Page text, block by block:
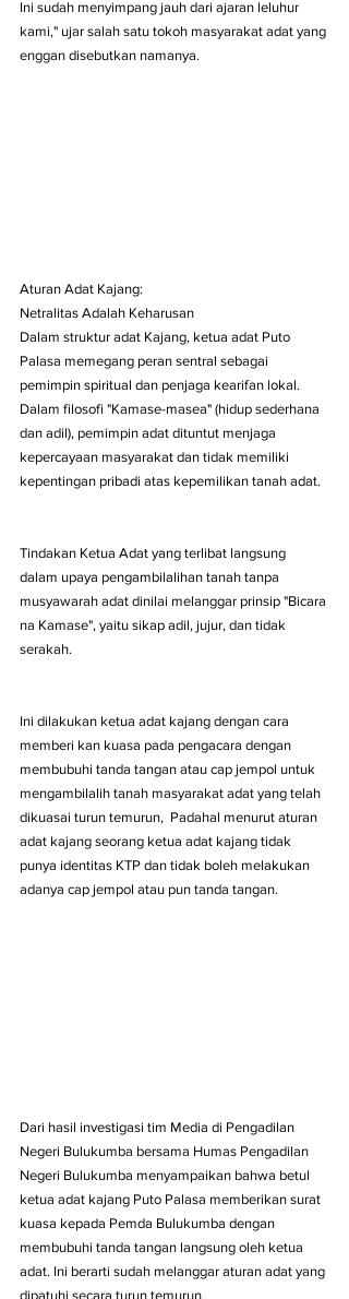
Ini sudah menyimpang jauh dari ajaran leluhur
kami," ujar salah satu tokoh masyarakat adat yang
enggan disebutkan namanya.
Aturan Adat Kajang:
Netralitas Adalah Keharusan
Dalam struktur adat Kajang, ketua adat Puto
Palasa memegang peran sentral sebagai
pemimpin spiritual dan penjaga kearifan lokal.
Dalam filosofi "Kamase-masea" (hidup sederhana
dan adil), pemimpin adat dituntut menjaga
kepercayaan masyarakat dan tidak memiliki
kepentingan pribadi atas kepemilikan tanah adat.
Tindakan Ketua Adat yang terlibat langsung
dalam upaya pengambilalihan tanah tanpa
musyawarah adat dinilai melanggar prinsip "Bicara
na Kamase", yaitu sikap adil, jujur, dan tidak
serakah.
Ini dilakukan ketua adat kajang dengan cara
memberi kan kuasa pada pengacara dengan
membubuhi tanda tangan atau cap jempol untuk
mengambilalih tanah masyarakat adat yang telah
dikuasai turun temurun,  Padahal menurut aturan
adat kajang seorang ketua adat kajang tidak
punya identitas KTP dan tidak boleh melakukan
adanya cap jempol atau pun tanda tangan.
Dari hasil investigasi tim Media di Pengadilan
Negeri Bulukumba bersama Humas Pengadilan
Negeri Bulukumba menyampaikan bahwa betul
ketua adat kajang Puto Palasa memberikan surat
kuasa kepada Pemda Bulukumba dengan
membubuhi tanda tangan langsung oleh ketua
adat. Ini berarti sudah melanggar aturan adat yang
dipatuhi secara turun temurun.